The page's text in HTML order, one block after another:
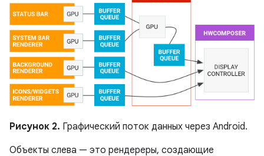
Рисунок 2. Графический поток данных через Android.
Объекты слева — это рендереры, создающие